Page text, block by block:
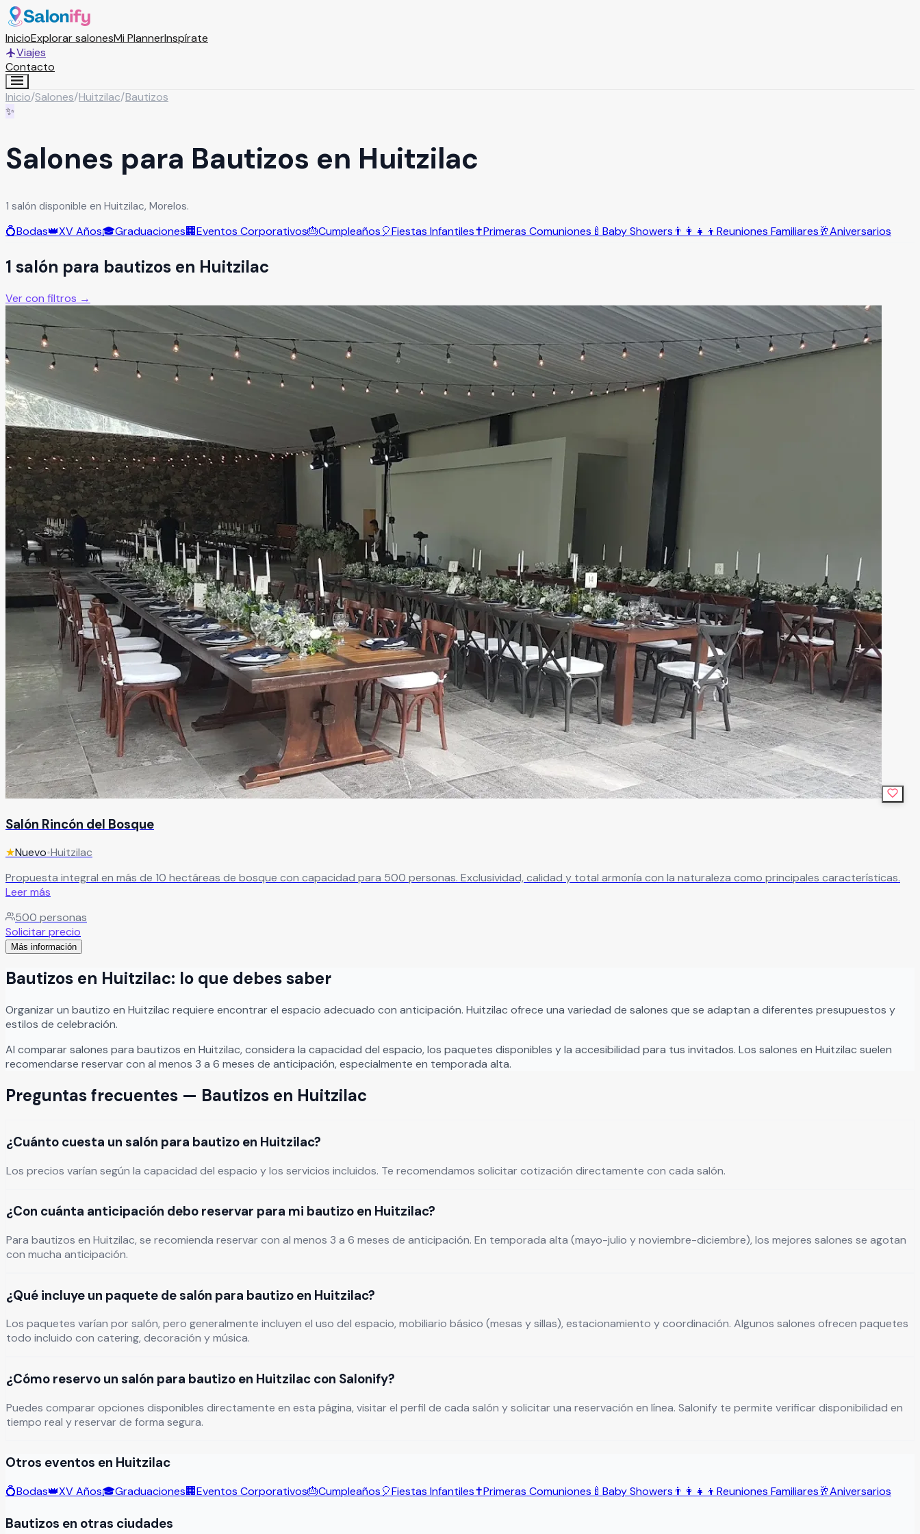
InicioExplorar salonesMi PlannerInspírate
Viajes
Contacto
Inicio/Salones/Huitzilac/Bautizos
✨
Salones para Bautizos en Huitzilac
1 salón disponible en Huitzilac, Morelos.
💍Bodas👑XV Años🎓Graduaciones🏢Eventos Corporativos🎂Cumpleaños🎈Fiestas Infantiles✝️Primeras Comuniones 🍼 Baby Showers 👨‍👩‍👧‍👦 Reuniones Familiares🥂Aniversarios
1 salón para bautizos en Huitzilac
Ver con filtros →
Salón Rincón del Bosque
★Nuevo•Huitzilac
Propuesta integral en más de 10 hectáreas de bosque con capacidad para 500 personas. Exclusividad, calidad y total armonía con la naturaleza como principales características.
Leer más
500 personas
Solicitar precio
Más información
Bautizos en Huitzilac: lo que debes saber
Organizarun bautizo en Huitzilac requiere encontrar el espacio adecuado con anticipación. Huitzilac ofrece una variedad de salones que se adaptan a diferentes presupuestos y
estilos de celebración.
Al comparar salones para bautizos en Huitzilac, considera la capacidad del espacio, los paquetes disponibles y la accesibilidad para tus invitados. Los salones en Huitzilac suelen
recomendarse reservar con al menos 3 a 6 meses de anticipación, especialmente en temporada alta.
Preguntas frecuentes — Bautizos en Huitzilac
¿Cuánto cuesta un salón para bautizo en Huitzilac?
Los precios varían según la capacidad del espacio y los servicios incluidos. Te recomendamos solicitar cotización directamente con cada salón.
¿Con cuánta anticipación debo reservar para mi bautizo en Huitzilac?
Para bautizos en Huitzilac, se recomienda reservar con al menos 3 a 6 meses de anticipación. En temporada alta (mayo-julio y noviembre-diciembre), los mejores salones se agotan
con mucha anticipación.
¿Qué incluye un paquete de salón para bautizo en Huitzilac?
Los paquetes varían por salón, pero generalmente incluyen el uso del espacio, mobiliario básico (mesas y sillas), estacionamiento y coordinación. Algunos salones ofrecen paquetes
todo incluido con catering, decoración y música.
¿Cómo reservo un salón para bautizo en Huitzilac con Salonify?
Puedes comparar opciones disponibles directamente en esta página, visitar el perfil de cada salón y solicitar una reservación en línea. Salonify te permite verificar disponibilidad en
tiempo real y reservar de forma segura.
Otros eventos en Huitzilac
💍Bodas👑XV Años🎓Graduaciones🏢Eventos Corporativos🎂Cumpleaños🎈Fiestas Infantiles✝️Primeras Comuniones 🍼 Baby Showers 👨‍👩‍👧‍👦 Reuniones Familiares🥂Aniversarios
Bautizos en otras ciudades